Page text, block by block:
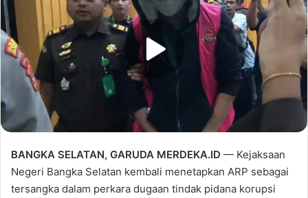
BANGKA SELATAN, GARUDA MERDEKA.ID — Kejaksaan
Negeri Bangka Selatan kembali menetapkan ARP sebagai
tersangka dalam perkara dugaan tindak pidana korupsi